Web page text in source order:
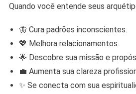
Quando você entende seus
🦋 Cura padrões inconscientes.
💖 Melhora relacionamentos.
🌟 Descobre sua missão e
💼 Aumenta sua clareza
✨ Se conecta com sua